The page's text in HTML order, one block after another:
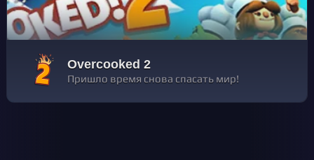
Overcooked 2
Пришло время снова спасать мир!